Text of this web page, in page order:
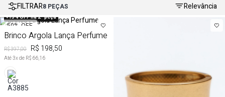
FILTRAR8 PEÇAS Relevância
+15% OFF na 2ª peça
50% OFF
Brinco Argola Lança Perfume
R$ 397,00 R$ 198,50
Até3x de R$ 66,16